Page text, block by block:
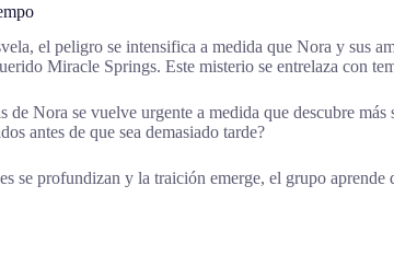
el peligro se intensifica a medida que Nora y sus
Miracle Springs. Este misterio se entrelaza con
de Nora se vuelve urgente a medida que descubre
antes de que sea demasiado tarde?
se profundizan y la traición emerge, el grupo